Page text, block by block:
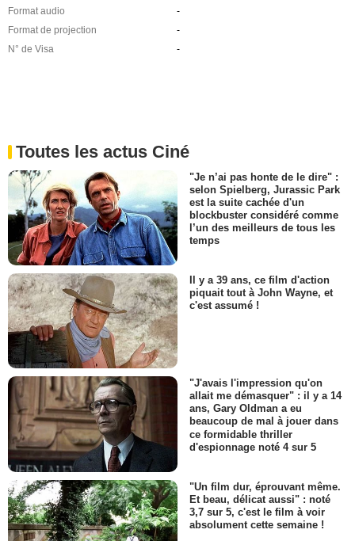
Format audio
-
Format de projection
-
N° de Visa
-
Toutes les actus Ciné
"Je n’ai pas honte de le dire" :
selon Spielberg, Jurassic Park
est la suite cachée d'un
blockbuster considéré comme
l’un des meilleurs de tous les
temps
Il y a 39 ans, ce film d'action
piquait tout à John Wayne, et
c'est assumé !
"J'avais l'impression qu'on
allait me démasquer" : il y a 14
ans, Gary Oldman a eu
beaucoup de mal à jouer dans
ce formidable thriller
d'espionnage noté 4 sur 5
"Un film dur, éprouvant même.
Et beau, délicat aussi" : noté
3,7 sur 5, c'est le film à voir
absolument cette semaine !